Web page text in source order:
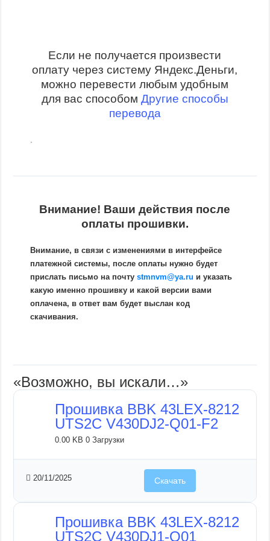
Если не получается произвести
оплату через систему Яндекс.Деньги,
можно перевести любым удобным
для вас способом Другие способы
перевода
Внимание! Ваши действия после
оплаты прошивки.
Внимание, в связи с изменениями в интерфейсе
платежной системы, после оплаты нужно будет
прислать письмо на почтуstmnvm@ya.ru и указать
какую именно прошивку и какой версии вами
оплачена, в ответ вам будет выслан код
скачивания.
«Возможно, вы искали…»
Прошивка BBK 43LEX-8212
UTS2C V430DJ2-Q01-F2
0.00 KB0 Загрузки
20/11/2025 Скачать
Прошивка BBK 43LEX-8212
UTS2C V430DJ1-Q01